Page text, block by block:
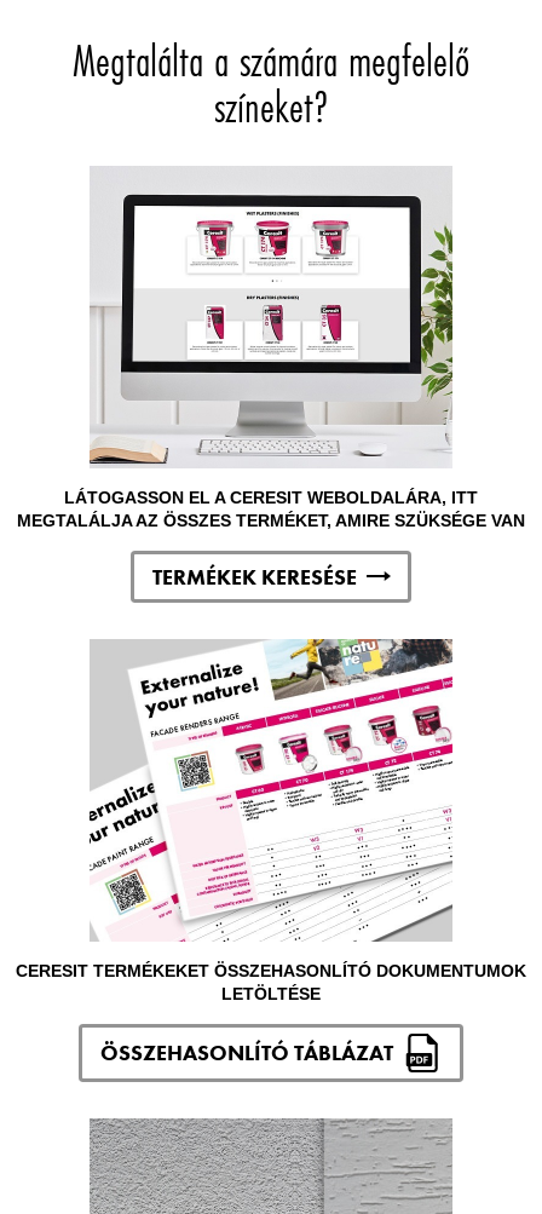
Megtalálta a számára megfelelő
színeket?
LÁTOGASSON EL A CERESIT WEBOLDALÁRA, ITT
MEGTALÁLJA AZ ÖSSZES TERMÉKET, AMIRE SZÜKSÉGE VAN
TERMÉKEK KERESÉSE
CERESIT TERMÉKEKET ÖSSZEHASONLÍTÓ DOKUMENTUMOK
LETÖLTÉSE
ÖSSZEHASONLÍTÓ TÁBLÁZAT